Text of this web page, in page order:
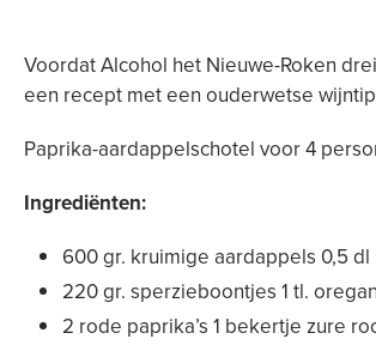
Voordat Alcohol het Nieuwe-Roken
een recept met een ouderwetse
Paprika-aardappelschotel voor 4
Ingrediënten:
600 gr. kruimige aardappels 0,5
220 gr. sperzieboontjes 1 tl.
2 rode paprika’s 1 bekertje zure